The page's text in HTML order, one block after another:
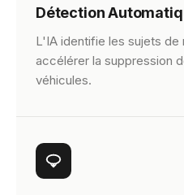
Détection
L'IA identifie les sujets de
accélérer la suppression
véhicules.